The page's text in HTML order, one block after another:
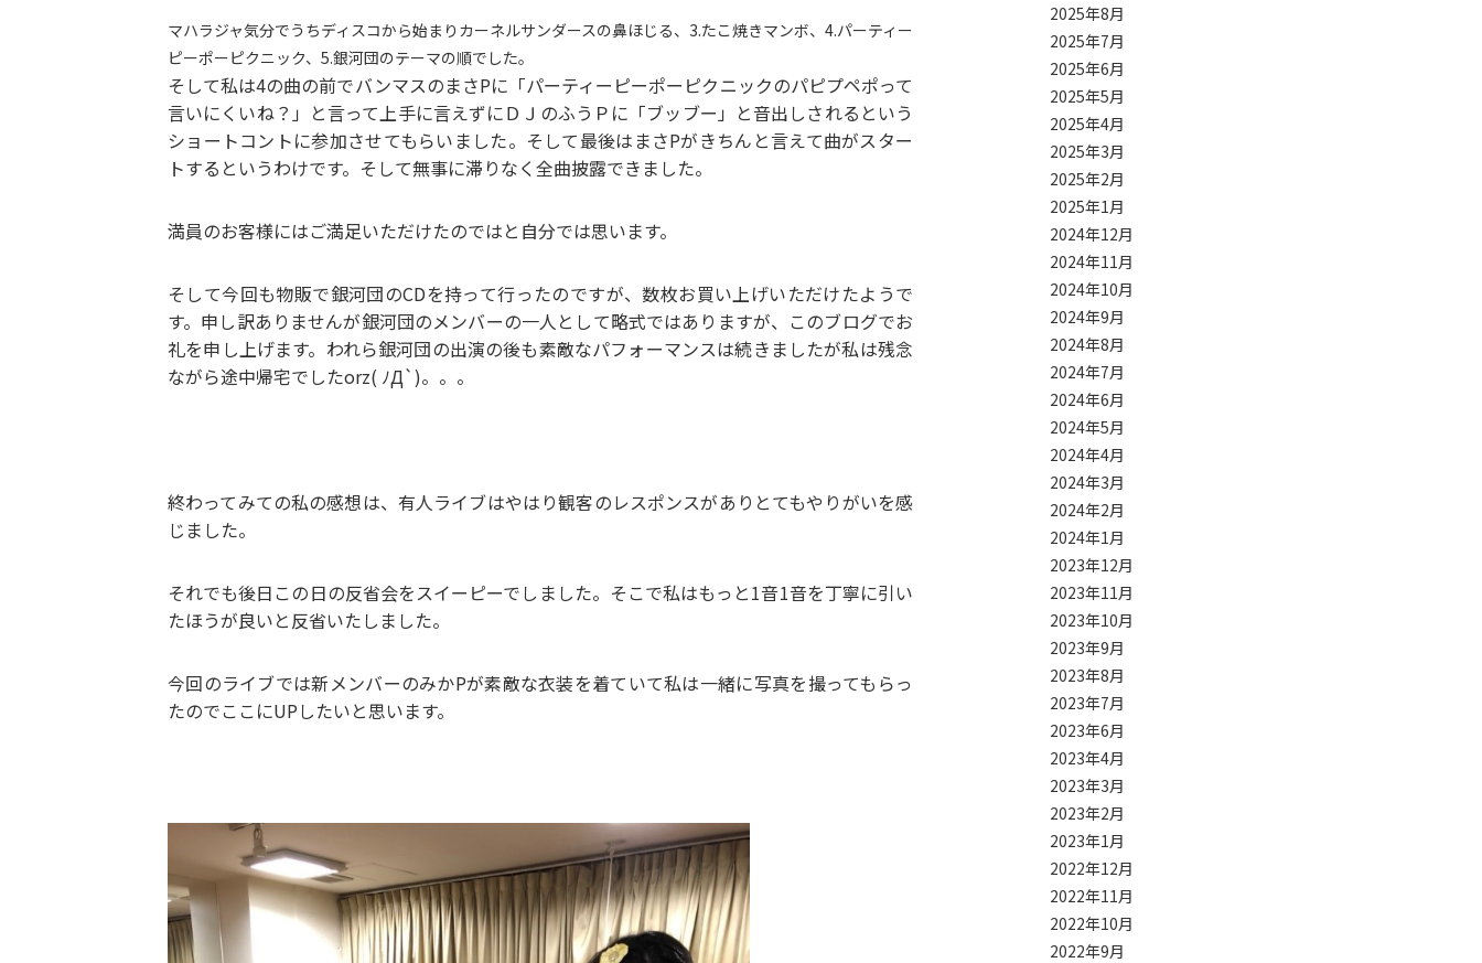
マハラジャ気分でうちディスコから始まりカーネルサンダースの鼻ほじる、3.たこ焼きマンボ、4.パーティー
ピーポーピクニック、5.銀河団のテーマの順でした。
そして私は4の曲の前でバンマスのまさPに「パーティーピーポーピクニックのパピプペポって
言いにくいね？」と言って上手に言えずにＤＪのふうＰに「ブッブー」と音出しされるという
ショートコントに参加させてもらいました。そして最後はまさPがきちんと言えて曲がスター
トするというわけです。そして無事に滞りなく全曲披露できました。
満員のお客様にはご満足いただけたのではと自分では思います。
そして今回も物販で銀河団のCDを持って行ったのですが、数枚お買い上げいただけたようで
す。申し訳ありませんが銀河団のメンバーの一人として略式ではありますが、このブログでお
礼を申し上げます。われら銀河団の出演の後も素敵なパフォーマンスは続きましたが私は残念
ながら途中帰宅でしたorz( ﾉД`)。。。
終わってみての私の感想は、有人ライブはやはり観客のレスポンスがありとてもやりがいを感
じました。
それでも後日この日の反省会をスイーピーでしました。そこで私はもっと1音1音を丁寧に引い
たほうが良いと反省いたしました。
今回のライブでは新メンバーのみかPが素敵な衣装を着ていて私は一緒に写真を撮ってもらっ
たのでここにUPしたいと思います。
2025年8月
2025年7月
2025年6月
2025年5月
2025年4月
2025年3月
2025年2月
2025年1月
2024年12月
2024年11月
2024年10月
2024年9月
2024年8月
2024年7月
2024年6月
2024年5月
2024年4月
2024年3月
2024年2月
2024年1月
2023年12月
2023年11月
2023年10月
2023年9月
2023年8月
2023年7月
2023年6月
2023年4月
2023年3月
2023年2月
2023年1月
2022年12月
2022年11月
2022年10月
2022年9月